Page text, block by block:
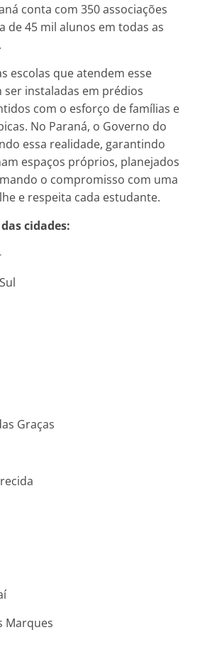
conta com 350 associações
de 45 mil alunos em todas as
escolas que atendem esse
instaladas em prédios
com o esforço de famílias e
No Paraná, o Governo do
essa realidade, garantindo
espaços próprios, planejados
o compromisso com uma
e respeita cada estudante.
cidades:
Graças
Marques